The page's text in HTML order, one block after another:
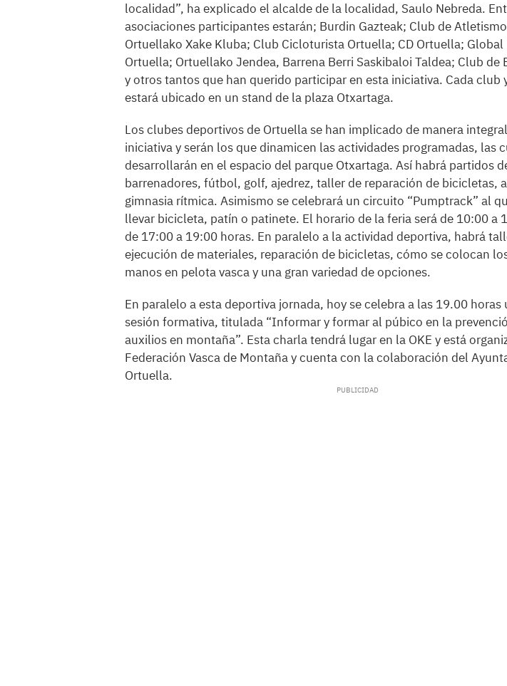
localidad”, ha explicado el alcalde de la localidad, Saulo Nebreda.
asociaciones participantes estarán; Burdin Gazteak; Club de
Ortuellako Xake Kluba; Club Cicloturista Ortuella; CD Ortuella; Global
Ortuella; Ortuellako Jendea, Barrena Berri Saskibaloi Taldea; Club de
y otros tantos que han querido participar en esta iniciativa. Cada club
estará ubicado en un stand de la plaza Otxartaga.
Los clubes deportivos de Ortuella se han implicado de manera
iniciativa y serán los que dinamicen las actividades programadas, las
desarrollarán en el espacio del parque Otxartaga. Así habrá partidos
barrenadores, fútbol, golf, ajedrez, taller de reparación de bicicletas,
gimnasia rítmica. Asimismo se celebrará un circuito “Pumptrack” al
llevar bicicleta, patín o patinete. El horario de la feria será de 10:00 a
de 17:00 a 19:00 horas. En paralelo a la actividad deportiva, habrá
ejecución de materiales, reparación de bicicletas, cómo se colocan
manos en pelota vasca y una gran variedad de opciones.
En paralelo a esta deportiva jornada, hoy se celebra a las 19.00 horas
sesión formativa, titulada “Informar y formar al púbico en la
auxilios en montaña”. Esta charla tendrá lugar en la OKE y está
Federación Vasca de Montaña y cuenta con la colaboración del
Ortuella.